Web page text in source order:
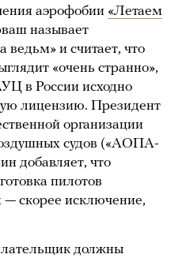
аэрофобии «Летаем
называет
ведьм» и считает, что
«очень странно»,
в России исходно
лицензию. Президент
организации
судов («АОПА-
добавляет, что
пилотов
— скорее исключение,
должны